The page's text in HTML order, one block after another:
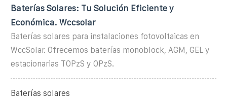
Baterías Solares: Tu Solución Eficiente y
Económica. Wccsolar
Baterías solares para instalaciones fotovoltaicas en
WccSolar. Ofrecemos baterías monoblock, AGM, GEL y
estacionarias TOPzS y OPzS.
Baterías solares